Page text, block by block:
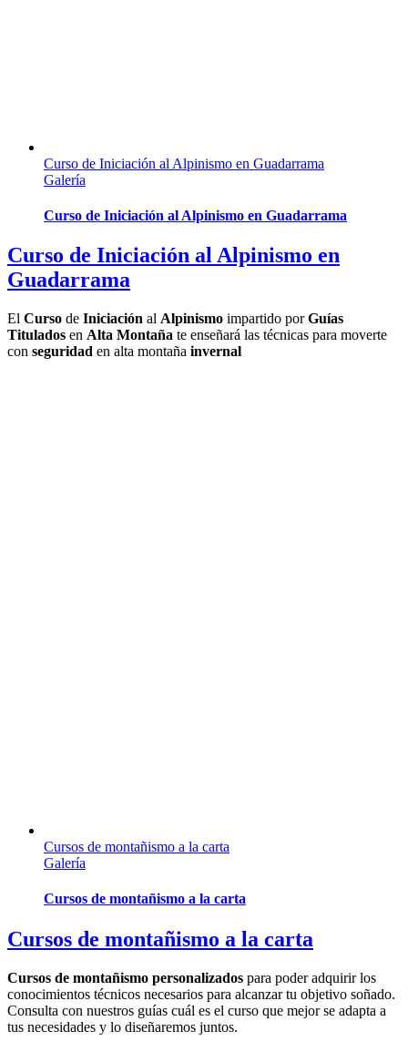
Curso de Iniciación al Alpinismo en Guadarrama
Galería
Curso de Iniciación al Alpinismo en Guadarrama
Curso de Iniciación al Alpinismo en
Guadarrama
El Curso de Iniciación al Alpinismo impartido porGuías
Titulados en Alta Montaña te enseñará las técnicas para moverte
con seguridad en alta montaña invernal
Cursos de montañismo a la carta
Galería
Cursos de montañismo a la carta
Cursos de montañismo a la carta
Cursos de montañismo personalizados para poder adquirir los
conocimientos técnicos necesarios para alcanzar tu objetivo soñado.
Consulta con nuestros guías cuál es el curso que mejor se adapta a
tus necesidades y lo diseñaremos juntos.